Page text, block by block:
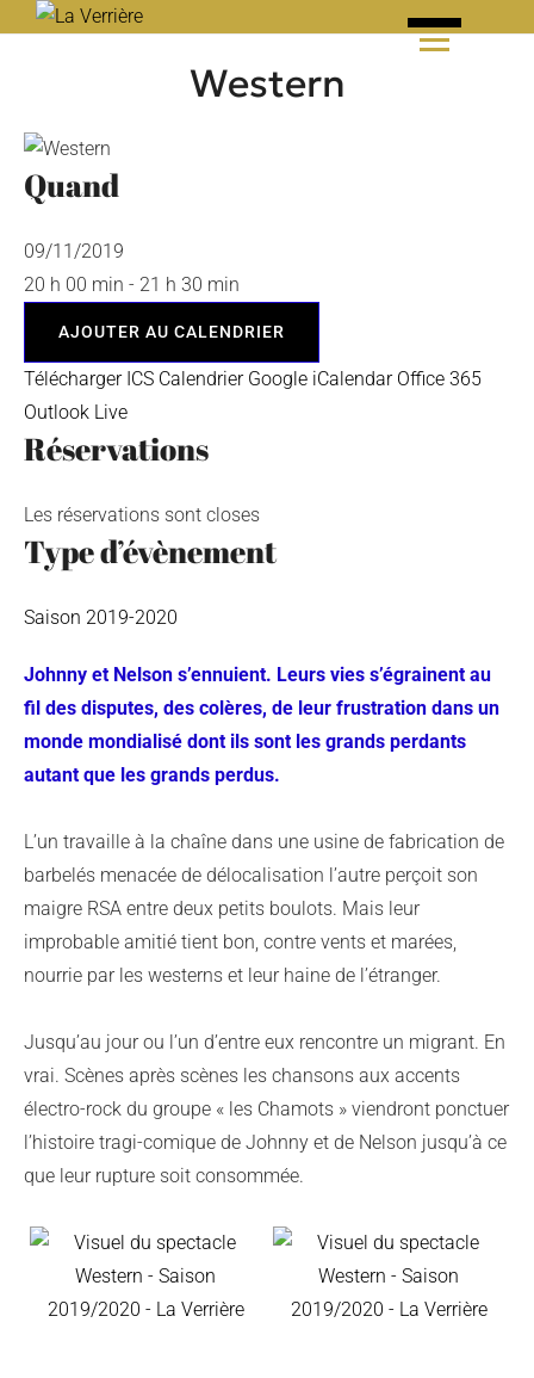
Western
Quand
09/11/2019
20 h 00 min - 21 h 30 min
AJOUTER AU CALENDRIER
Télécharger ICS Calendrier Google iCalendar Office 365
Outlook Live
Réservations
Les réservations sont closes
Type d’évènement
Saison 2019-2020
Johnny et Nelson s’ennuient. Leurs vies s’égrainent au
fil des disputes, des colères, de leur frustration dans un
monde mondialisé dont ils sont les grands perdants
autant que les grands perdus.
L’un travaille à la chaîne dans une usine de fabrication de
barbelés menacée de délocalisation l’autre perçoit son
maigre RSA entre deux petits boulots. Mais leur
improbable amitié tient bon, contre vents et marées,
nourrie par les westerns et leur haine de l’étranger.
Jusqu’au jour ou l’un d’entre eux rencontre un migrant. En
vrai. Scènes après scènes les chansons aux accents
électro-rock du groupe « les Chamots » viendront ponctuer
l’histoire tragi-comique de Johnny et de Nelson jusqu’à ce
que leur rupture soit consommée.